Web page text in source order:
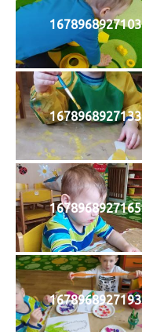
1678968927103
1678968927133
1678968927165
1678968927193